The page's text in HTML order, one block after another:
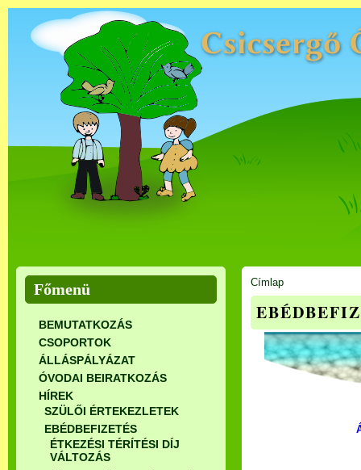
Főmenü
BEMUTATKOZÁS
CSOPORTOK
ÁLLÁSPÁLYÁZAT
ÓVODAI BEIRATKOZÁS
HÍREK
SZÜLŐI ÉRTEKEZLETEK
EBÉDBEFIZETÉS
ÉTKEZÉSI TÉRÍTÉSI DÍJ
VÁLTOZÁS
Címlap